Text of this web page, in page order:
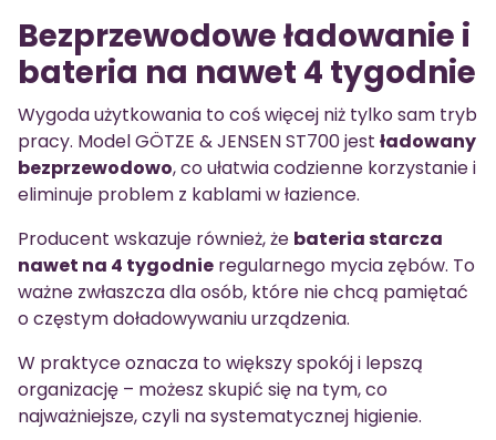
Bezprzewodowe ładowanie i
bateria na nawet 4 tygodnie
Wygoda użytkowania to coś więcej niż tylko sam tryb
pracy. Model GÖTZE & JENSEN ST700 jest ładowany
bezprzewodowo, co ułatwia codzienne korzystanie i
eliminuje problem z kablami w łazience.
Producent wskazuje również, że bateria starcza
nawet na 4 tygodnie regularnego mycia zębów. To
ważne zwłaszcza dla osób, które nie chcą pamiętać
o częstym doładowywaniu urządzenia.
W praktyce oznacza to większy spokój i lepszą
organizację – możesz skupić się na tym, co
najważniejsze, czyli na systematycznej higienie.